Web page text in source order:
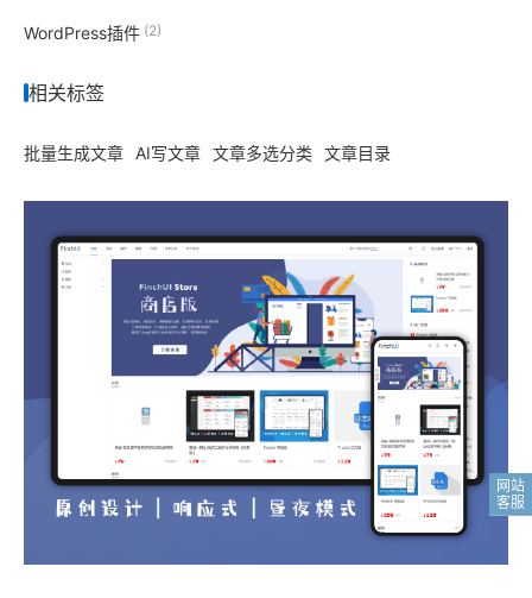
WordPress插件 (2)
相关标签
批量生成文章 AI写文章 文章多选分类 文章目录